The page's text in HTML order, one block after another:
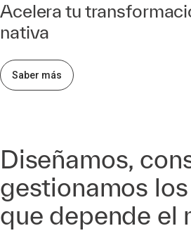
Acelera tu
nativa
Saber más
Diseñamos,
gestionamos
que depende el